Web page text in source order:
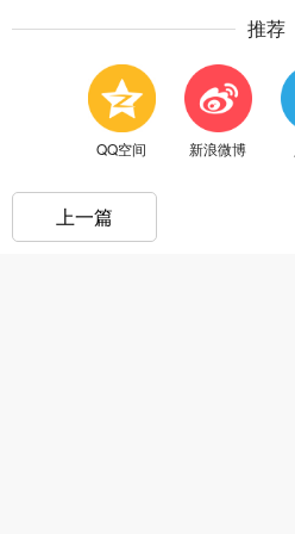
推荐
QQ空间 新浪微博
上一篇